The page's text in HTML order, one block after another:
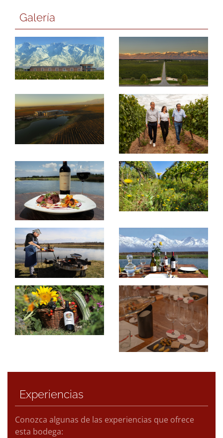
Galería
Experiencias
Conozca algunas de las experiencias que ofrece
esta bodega: